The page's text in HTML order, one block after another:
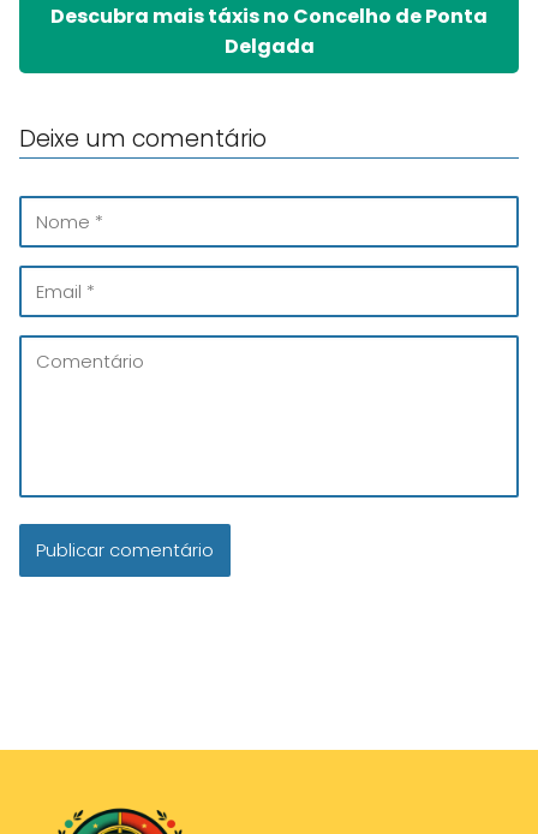
Descubra mais táxis no Concelho de Ponta
Delgada
Deixe um comentário